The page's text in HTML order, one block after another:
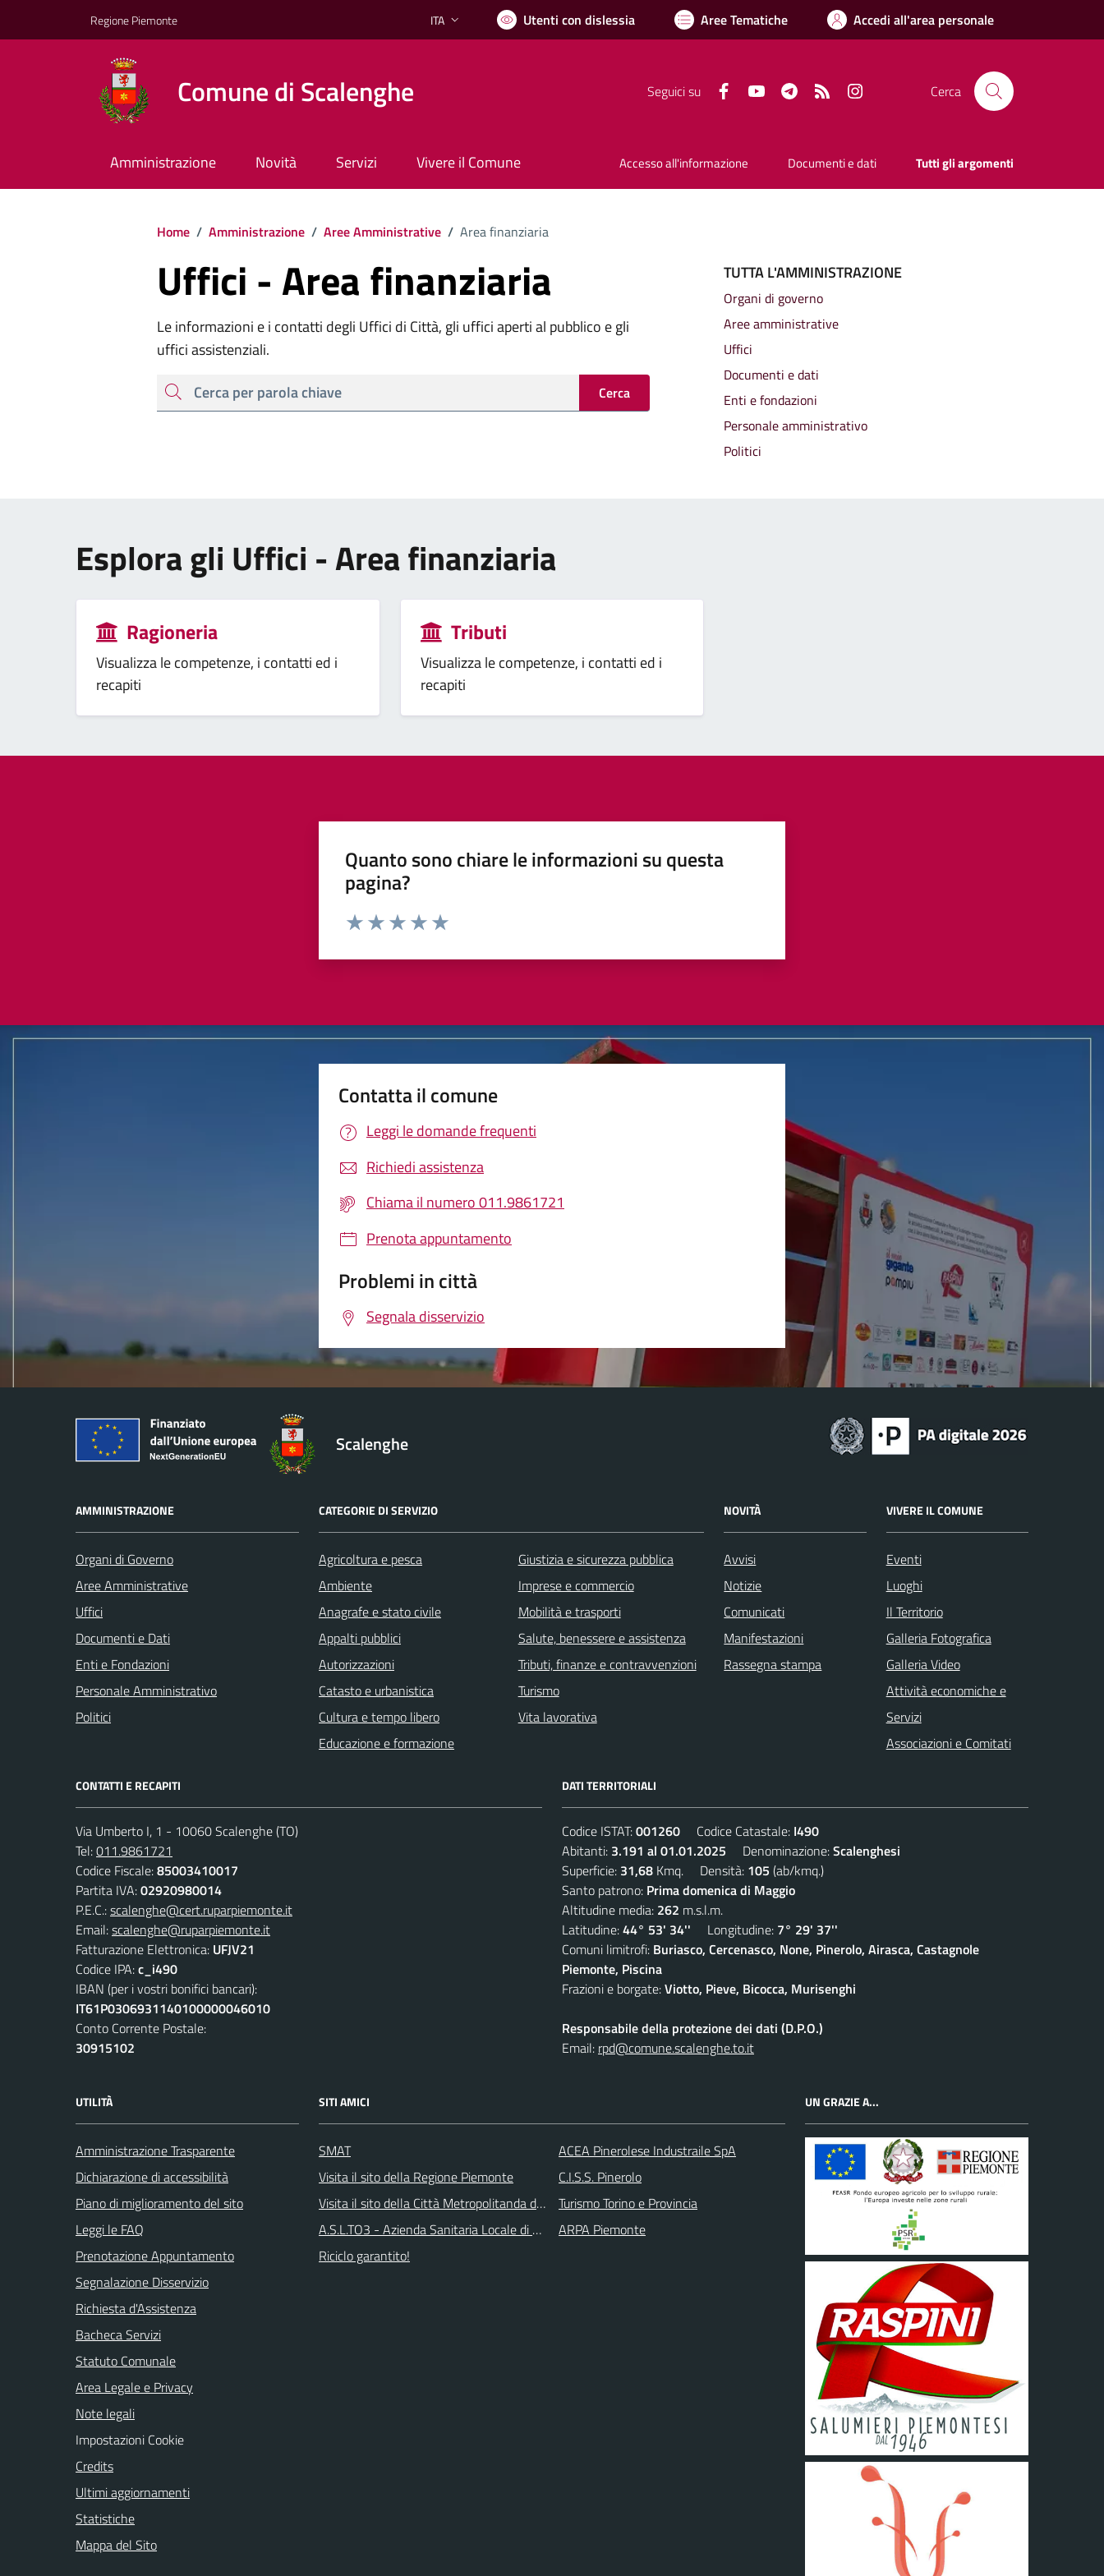
Regione Piemonte Lingua attiva:
ITA Utenti con dislessia Aree Tematiche Accedi all'area personale
Comune di Scalenghe Seguici su FacebookYouTube TelegramRSS Cerca
Amministrazione Novità Servizi Vivere il Comune Accesso all'informazione Documenti e dati Tutti gli argomenti
Home / Amministrazione / Aree Amministrative / Area finanziaria
Uffici - Area finanziaria
Le informazioni e i contatti degli Uffici di Città, gli uffici aperti al pubblico e gli
uffici assistenziali.
cerca Cerca
TUTTA L'AMMINISTRAZIONE
Organi di governo
Aree amministrative
Uffici
Documenti e dati
Enti e fondazioni
Personale amministrativo
Politici
Esplora gli Uffici - Area finanziaria
Ragioneria
Visualizza le competenze, i contatti ed i
recapiti
Tributi
Visualizza le competenze, i contatti ed i
recapiti
Quanto sono chiare le informazioni su questa
pagina?
Valuta da 1 a 5 stelle la pagina
Contatta il comune
Leggi le domande frequenti
Richiedi assistenza
Chiama il numero 011.9861721
Prenota appuntamento
Problemi in città
Segnala disservizio
Scalenghe
AMMINISTRAZIONE
Organi di Governo
Aree Amministrative
Uffici
Documenti e Dati
Enti e Fondazioni
Personale Amministrativo
Politici
CATEGORIE DI SERVIZIO
Agricoltura e pesca
Ambiente
Anagrafe e stato civile
Appalti pubblici
Autorizzazioni
Catasto e urbanistica
Cultura e tempo libero
Educazione e formazione
Giustizia e sicurezza pubblica
Imprese e commercio
Mobilità e trasporti
Salute, benessere e assistenza
Tributi, finanze e contravvenzioni
Turismo
Vita lavorativa
NOVITÀ
Avvisi
Notizie
Comunicati
Manifestazioni
Rassegna stampa
VIVERE IL COMUNE
Eventi
Luoghi
Il Territorio
Galleria Fotografica
Galleria Video
Attività economiche e
Servizi
Associazioni e Comitati
CONTATTI E RECAPITI
Via Umberto I, 1 - 10060 Scalenghe (TO)
Tel:011.9861721
Codice Fiscale:85003410017
Partita IVA:02920980014
P.E.C.:scalenghe@cert.ruparpiemonte.it
Email:scalenghe@ruparpiemonte.it
Fatturazione Elettronica: UFJV21
Codice IPA:c_i490
IBAN (per i vostri bonifici bancari):
IT61P0306931140100000046010
Conto Corrente Postale:
30915102
DATI TERRITORIALI
Codice ISTAT:001260 Codice Catastale: I490
Abitanti: 3.191 al 01.01.2025 Denominazione:Scalenghesi
Superficie: 31,68 Kmq. Densità: 105 (ab/kmq.)
Santo patrono: Prima domenica di Maggio
Altitudine media: 262 m.s.l.m.
Latitudine:44° 53' 34'' Longitudine: 7° 29' 37''
Comuni limitrofi: Buriasco, Cercenasco, None, Pinerolo, Airasca, Castagnole
Piemonte, Piscina
Frazioni e borgate:Viotto, Pieve, Bicocca, Murisenghi
Responsabile della protezione dei dati (D.P.O.)
Email: rpd@comune.scalenghe.to.it
UTILITÀ
Amministrazione Trasparente
Dichiarazione di accessibilità
Piano di miglioramento del sito
Leggi le FAQ
Prenotazione Appuntamento
Segnalazione Disservizio
Richiesta d'Assistenza
Bacheca Servizi
Statuto Comunale
Area Legale e Privacy
Note legali
Impostazioni Cookie
Credits
Ultimi aggiornamenti
Statistiche
Mappa del Sito
SITI AMICI
SMAT
Visita il sito della Regione Piemonte
Visita il sito della Città Metropolitanda di Torino
A.S.L.TO3 - Azienda Sanitaria Locale di Collegno e Pinerolo
Riciclo garantito!
ACEA Pinerolese Industraile SpA
C.I.S.S. Pinerolo
Turismo Torino e Provincia
ARPA Piemonte
UN GRAZIE A...